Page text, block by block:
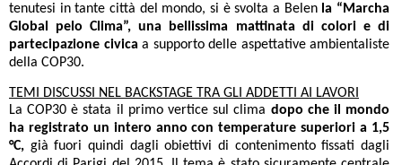
tenutesi in tante città del mondo, si è svolta a Belen la “Marcha
Global pelo Clima”, una bellissima mattinata di colori e di
partecipazione civica a supporto delle aspettative ambientaliste
della COP30.
TEMI DISCUSSI NEL BACKSTAGE TRA GLI ADDETTI AI LAVORI
La COP30 è stata il primo vertice sul clima dopo che il mondo
ha registrato un intero anno con temperature superiori a 1,5
°C, già fuori quindi dagli obiettivi di contenimento fissati dagli